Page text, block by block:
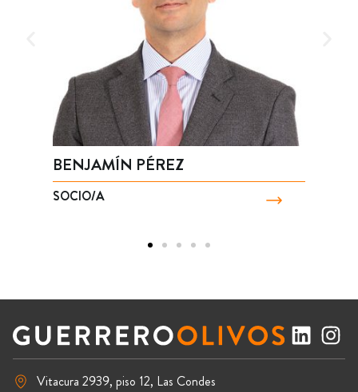
BENJAMÍN PÉREZ
SOCIO/A
Vitacura 2939, piso 12, Las Condes